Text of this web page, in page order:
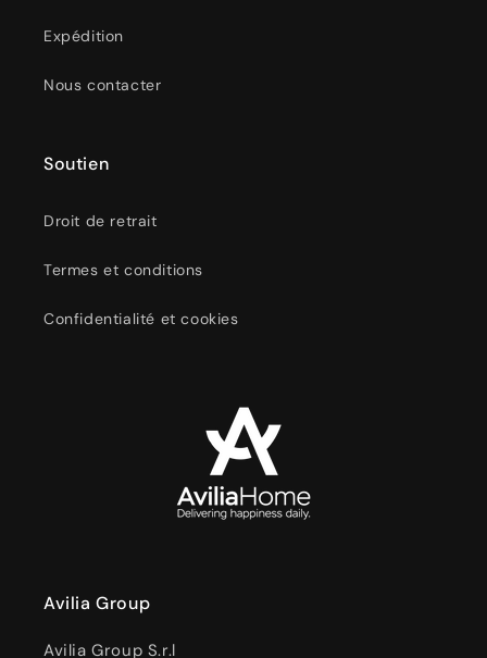
Expédition
Nous contacter
Soutien
Droit de retrait
Termes et conditions
Confidentialité et cookies
Avilia Group
Avilia Group S.r.l